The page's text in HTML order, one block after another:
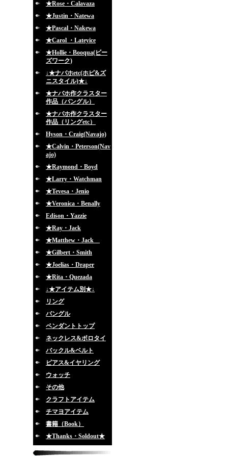
★Rose・Calavaza
★Justin・Natewa
★Pascal・Nakewa
★Carol ・Lateyice
★Hollie・Booqua(ビー
ズワーク)
↓★ナバホetc(ホピ&ズ
ニスタイル)★↓
★ナバホ作クラスター
作品（バングル）
★ナバホ作クラスター
作品（リングetc）
Hyson・Craig(Navajo)
★Calvin・Peterson(Nav
ajo)
★Raymond・Boyd
★Larry・Watchman
★Tevesa・Jenio
★Veronica・Benally
Edison・Yazzie
★Ray・Jack
★Matthew・Jack
★Gilbert・Smith
★Joelias・Draper
★Rita・Quezada
↓★アイテム別★↓
リング
バングル
ペンダントトップ
ネックレス&ボロタイ
バックル&ベルト
ピアス&イヤリング
ウォッチ
その他
クラフトアイテム
チマヨアイテム
書籍（Book）
★Thanks・Soldout★